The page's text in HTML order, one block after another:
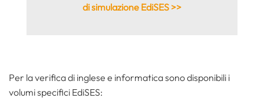
di simulazione EdiSES >>
Per la verifica di inglese e informatica sono disponibili i
volumi specifici EdiSES: